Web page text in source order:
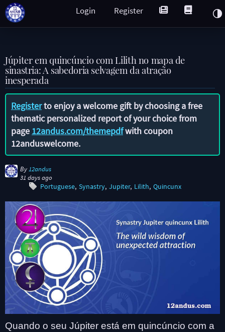
Register
Login
Júpiter em quincúncio com Lilith no mapa de
sinastria: A sabedoria selvagem da atração
inesperada
Registerto enjoy a welcome gift by choosing a free
thematic personalized report of your choice from
page 12andus.com/themepdfwith coupon
12anduswelcome.
By 12andus
31 days ago
Portuguese Synastry Jupiter Lilith Quincunx
Quando o seu Júpiter está em quincúncio com a